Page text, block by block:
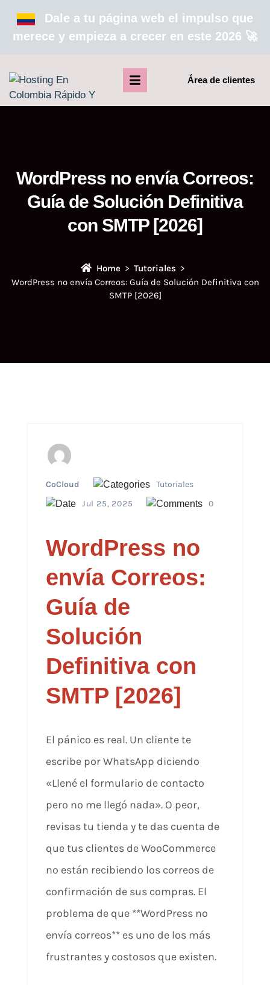
Dale a tu página web el impulso que
merece y empieza a crecer en este 2026 🚀
Área de clientes
WordPress no envía Correos:
Guía de Solución Definitiva
con SMTP [2026]
Home
Tutoriales
WordPress no envía Correos: Guía de Solución Definitiva con
SMTP [2026]
CoCloud
Tutoriales
Jul 25, 2025
0
WordPress no
envía Correos:
Guía de
Solución
Definitiva con
SMTP [2026]
El pánico es real. Un cliente te
escribe por WhatsApp diciendo
«Llené el formulario de contacto
pero no me llegó nada». O peor,
revisas tu tienda y te das cuenta de
que tus clientes de WooCommerce
no están recibiendo los correos de
confirmación de sus compras. El
problema de que **WordPress no
envía correos** es uno de los más
frustrantes y costosos que existen.